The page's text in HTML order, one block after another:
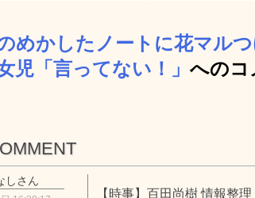
めかしたノートに花マル
「言ってない！」 へのコ
OMMENT
しさん
【時事】百田尚樹 情報整理